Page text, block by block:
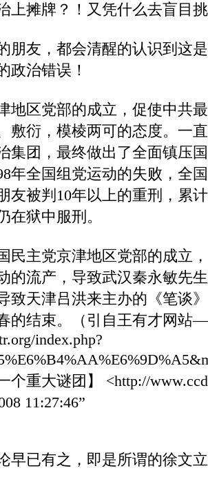
上摊牌？！又凭什么去盲目
朋友，都会清醒的认识到这
政治错误！
地区党部的成立，促使中共
敷衍，模棱两可的态度。一
集团，最终做出了全面镇压
年全国组党运动的失败，全
友被判10年以上的重刑，累
在狱中服刑。
民主党京津地区党部的成立
的流产，导致武汉秦永敏先
致天津吕洪来主办的《笔谈
的结束。（引自王有才网
index.php?
个重大谜团】 <http://
11:27:46”
早已有之，即是所谓的徐文